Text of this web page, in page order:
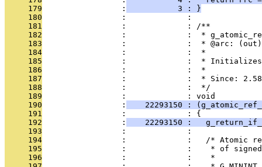
     179
                 :
           3 : }
     180
                 :             :
     181
                 :             : /**
     182
:             :  *
     183
:             :  * @arc:
     184
                 :             :  *
     185
:             :  *
     186
                 :             :  *
     187
                 :             :  * Since: 2.58
     188
                 :             :  */
     189
                 :             : void
     190
                 :
22293150 :
     191
                 :             : {
     192
                 :
22293150 :
     193
                 :             :
     194
:             :   /* Atomic
     195
:             :    * of
     196
                 :             :    *